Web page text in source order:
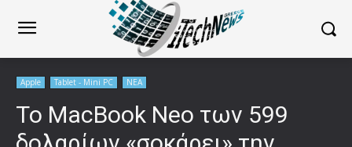
Apple Tablet - Mini PC ΝΕΑ
Το MacBook Neo των 599